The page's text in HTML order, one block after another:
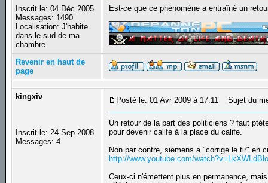
Inscrit le: 04 Déc 2005
Messages: 1490
Localisation: J'habite
dans le sud de ma
chambre
Est-ce que ce phénomène a entraîné un
Revenir en haut de
page
kingxiv
Inscrit le: 24 Sep 2008
Messages: 4
Posté le: 01 Avr 2009 à 17:11 Sujet du
Un retour de la part des politiciens ? faut
pour devenir calife à la place du calife.
Non par contre, siemens a "corrigé le tir" en
http://www.youtube.com/
Ceux-ci n'émettent plus en permanence,